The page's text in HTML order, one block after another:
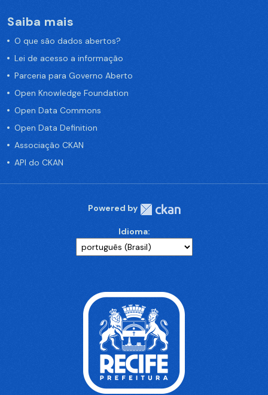
Saiba mais
O que são dados abertos?
Lei de acesso a informação
Parceria para Governo Aberto
Open Knowledge Foundation
Open Data Commons
Open Data Definition
Associação CKAN
API do CKAN
Powered by
Idioma